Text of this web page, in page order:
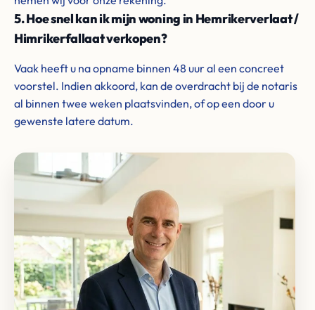
5. Hoe snel kan ik mijn woning in Hemrikerverlaat /
Himrikerfallaat verkopen?
Vaak heeft u na opname binnen 48 uur al een concreet
voorstel. Indien akkoord, kan de overdracht bij de notaris
al binnen twee weken plaatsvinden, of op een door u
gewenste latere datum.